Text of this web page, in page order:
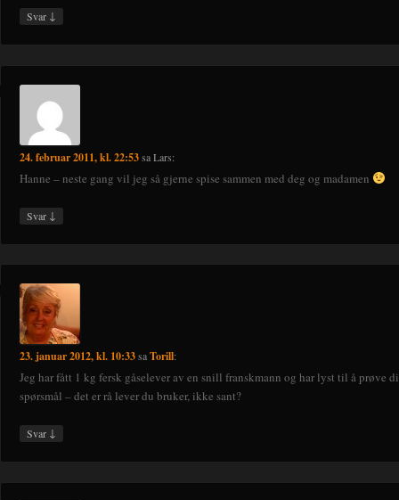
Svar ↓
24. februar 2011, kl. 22:53saLars:
Hanne – neste gang vil jeg så gjerne spise sammen med deg og madamen
Svar ↓
23. januar 2012, kl. 10:33saTorill:
Jeg har fått 1 kg fersk gåselever av en snill franskmann og har lyst til å prøve
spørsmål – det er rå lever du bruker, ikke sant?
Svar ↓